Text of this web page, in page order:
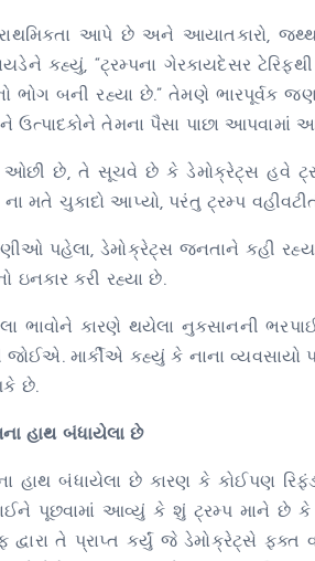
આપે છે અને આયાતકારો,
કહ્યું, “ટ્રમ્પના ગેરકાયદેસર
ભોગ બની રહ્યા છે.” તેમણે ભારપૂર્વક
ઉત્પાદકોને તેમના પૈસા પાછા આપવામાં
ઓછી છે, તે સૂચવે છે કે ડેમોક્રેટ્સ હવે
ના મતે ચુકાદો આપ્યો, પરંતુ ટ્રમ્પ
પહેલા, ડેમોક્રેટ્સ જનતાને કહી
ઇનકાર કરી રહ્યા છે.
ભાવોને કારણે થયેલા નુકસાનની ભરપાઈ
જોઈએ. માર્કીએ કહ્યું કે નાના
છે.
હાથ બંધાયેલા છે
હાથ બંધાયેલા છે કારણ કે કોઈપણ રિફંડ
પૂછવામાં આવ્યું કે શું ટ્રમ્પ માને છે કે
દ્વારા તે પ્રાપ્ત કર્યું જે ડેમોક્રેટ્સે